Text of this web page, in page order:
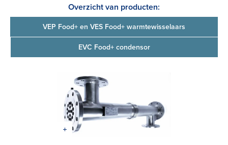
Overzicht van producten:
VEP Food+ en VES Food+ warmtewisselaars
EVC Food+ condensor